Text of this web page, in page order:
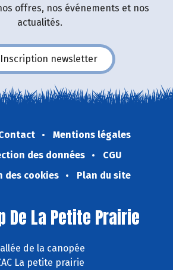
offres, nos événements et nos
actualités.
Inscription newsletter
Mentions légales
des données
CGU
des cookies
Plan du site
De La Petite Prairie
de la canopée
La petite prairie